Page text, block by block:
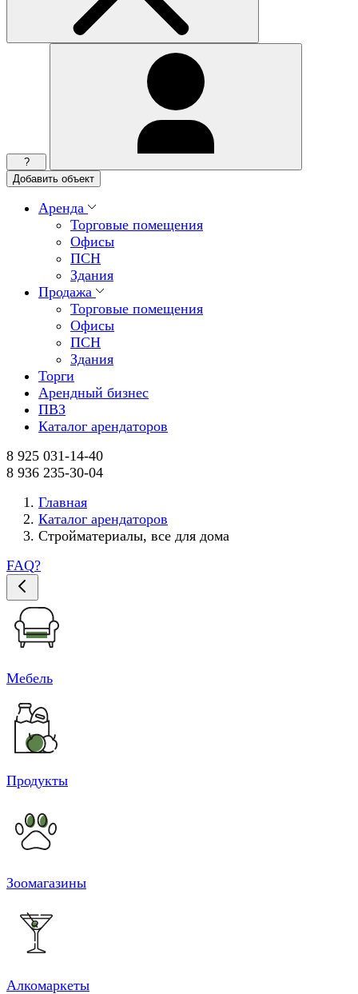
?
Добавить объект
Аренда
Торговые помещения
Офисы
ПСН
Здания
Продажа
Торговые помещения
Офисы
ПСН
Здания
Торги
Арендный бизнес
ПВЗ
Каталог арендаторов
8 925 031-14-40
8 936 235-30-04
Главная
Каталог арендаторов
Стройматериалы, все для дома
FAQ?
Мебель
Продукты
Зоомагазины
Алкомаркеты